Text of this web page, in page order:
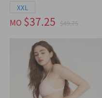
XXL
MO $37.25 $49.75